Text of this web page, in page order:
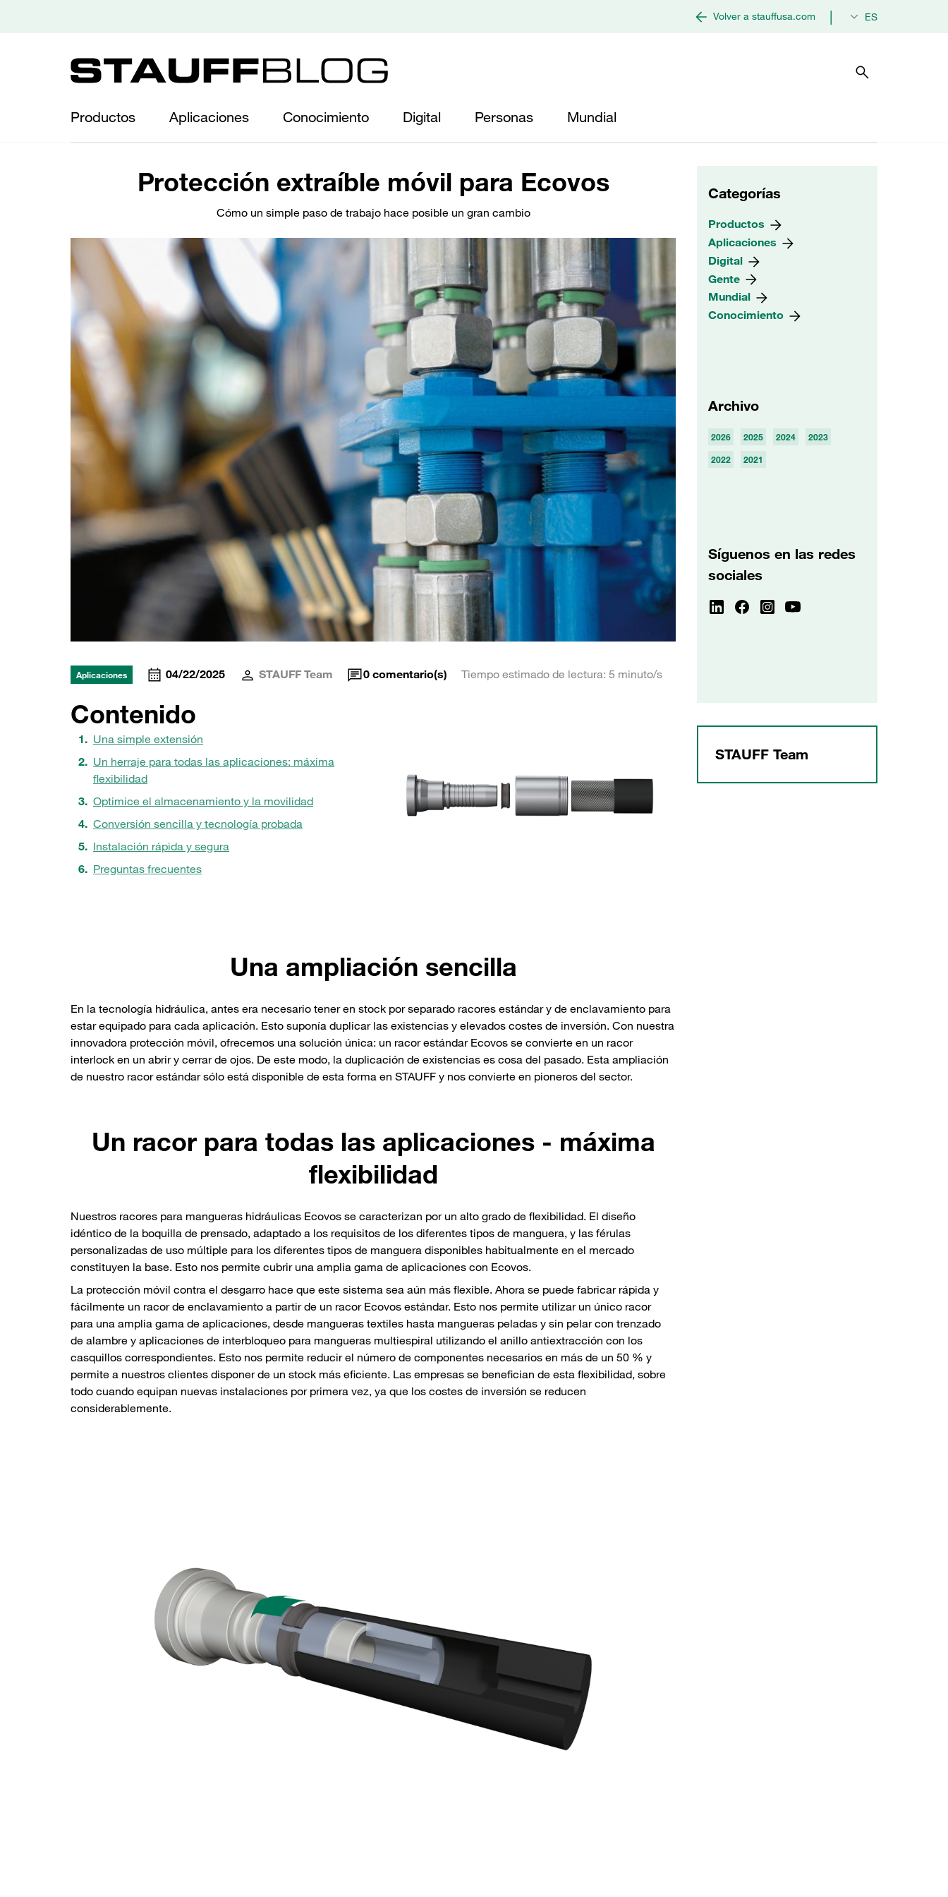
Volver a stauffusa.com ES
Productos Aplicaciones Conocimiento Digital Personas Mundial
Protección extraíble móvil para Ecovos
Cómo un simple paso de trabajo hace posible un gran cambio
Aplicaciones 04/22/2025 STAUFF Team 0 comentario(s) Tiempo estimado de lectura: 5 minuto/s
Contenido
Una simple extensión
Un herraje para todas las aplicaciones: máxima
flexibilidad
Optimice el almacenamiento y la movilidad
Conversión sencilla y tecnología probada
Instalación rápida y segura
Preguntas frecuentes
Una ampliación sencilla
En la tecnología hidráulica, antes era necesario tener en stock por separado racores estándar y de enclavamiento para
estar equipado para cada aplicación. Esto suponía duplicar las existencias y elevados costes de inversión. Con nuestra
innovadora protección móvil, ofrecemos una solución única: un racor estándar Ecovos se convierte en un racor
interlock en un abrir y cerrar de ojos. De este modo, la duplicación de existencias es cosa del pasado. Esta ampliación
de nuestro racor estándar sólo está disponible de esta forma en STAUFF y nos convierte en pioneros del sector.
Un racor para todas las aplicaciones - máxima
flexibilidad
Nuestros racores para mangueras hidráulicas Ecovos se caracterizan por un alto grado de flexibilidad. El diseño
idéntico de la boquilla de prensado, adaptado a los requisitos de los diferentes tipos de manguera, y las férulas
personalizadas de uso múltiple para los diferentes tipos de manguera disponibles habitualmente en el mercado
constituyen la base. Esto nos permite cubrir una amplia gama de aplicaciones con Ecovos.
La protección móvil contra el desgarro hace que este sistema sea aún más flexible. Ahora se puede fabricar rápida y
fácilmente un racor de enclavamiento a partir de un racor Ecovos estándar. Esto nos permite utilizar un único racor
para una amplia gama de aplicaciones, desde mangueras textiles hasta mangueras peladas y sin pelar con trenzado
de alambre y aplicaciones de interbloqueo para mangueras multiespiral utilizando el anillo antiextracción con los
casquillos correspondientes. Esto nos permite reducir el número de componentes necesarios en más de un 50 % y
permite a nuestros clientes disponer de un stock más eficiente. Las empresas se benefician de esta flexibilidad, sobre
todo cuando equipan nuevas instalaciones por primera vez, ya que los costes de inversión se reducen
considerablemente.
Categorías
Productos
Aplicaciones
Digital
Gente
Mundial
Conocimiento
Archivo
2026 2025 2024
2023
2022
2021
Síguenos en las redes
sociales
STAUFF Team